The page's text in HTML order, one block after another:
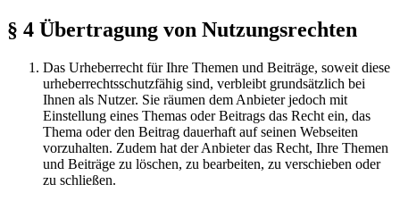
§ 4 Übertragung von Nutzungsrechten
Das Urheberrecht für Ihre Themen und Beiträge, soweit diese
urheberrechtsschutzfähig sind, verbleibt grundsätzlich bei
Ihnen als Nutzer. Sie räumen dem Anbieter jedoch mit
Einstellung eines Themas oder Beitrags das Recht ein, das
Thema oder den Beitrag dauerhaft auf seinen Webseiten
vorzuhalten. Zudem hat der Anbieter das Recht, Ihre Themen
und Beiträge zu löschen, zu bearbeiten, zu verschieben oder
zu schließen.